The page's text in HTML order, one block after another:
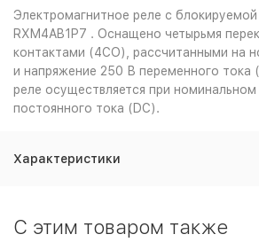
Электромагнитное реле с
RXM4AB1P7 . Оснащено четырьмя
контактами (4CO), рассчитанными на
и напряжение 250 В переменного тока
реле осуществляется при
постоянного тока (DC).
Характеристики
C этим товаром также